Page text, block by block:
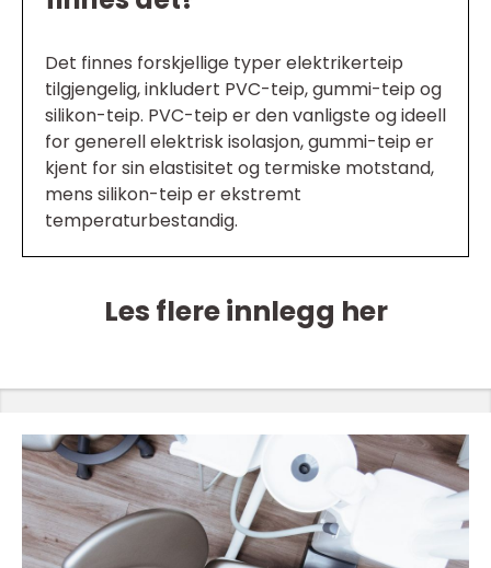
Det finnes forskjellige typer elektrikerteip
tilgjengelig, inkludert PVC-teip, gummi-teip og
silikon-teip. PVC-teip er den vanligste og ideell
for generell elektrisk isolasjon, gummi-teip er
kjent for sin elastisitet og termiske motstand,
mens silikon-teip er ekstremt
temperaturbestandig.
Les flere innlegg her